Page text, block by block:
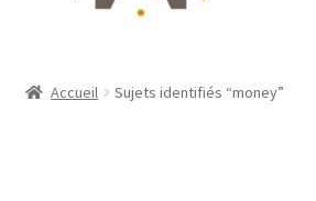
Accueil Sujets identifiés “money”